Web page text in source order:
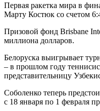
Первая ракетка мира в
Марту Костюк со счетом
Призовой фонд Brisbane
миллиона долларов.
Белоруска выигрывает
– в прошлом году
представительницу
Соболенко теперь
с 18 января по 1 февраля